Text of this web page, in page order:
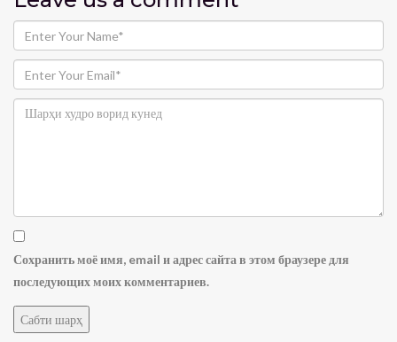
Сохранить моё имя, email и адрес сайта в этом браузере для
последующих моих комментариев.